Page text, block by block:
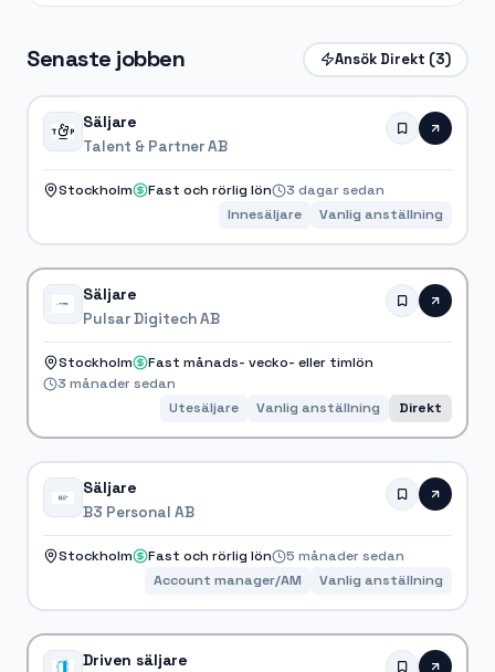
Senaste jobben Ansök Direkt (3)
Säljare
Talent & Partner AB
Stockholm Fast och rörlig lön
3 dagar sedan
Innesäljare
Vanlig anställning
Säljare
Pulsar Digitech AB
Stockholm
Fast månads- vecko- eller timlön
3 månader sedan
Utesäljare
Vanlig anställning Direkt
Säljare
B3 Personal AB
Stockholm Fast och rörlig lön
5 månader sedan
Account manager/AM
Vanlig anställning
Driven säljare